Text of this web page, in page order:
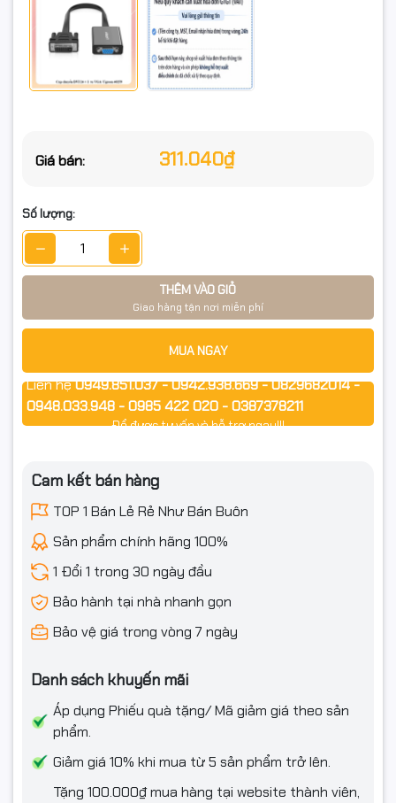
Giá bán: 311.040₫
Số lượng:
THÊM VÀO GIỎ
Giao hàng tận nơi miễn phí
MUA NGAY
Liên hệ0949.851.037 - 0942.938.669 - 0829682014 -
0948.033.948 - 0985 422 020 - 0387378211
Để được tư vấn và hỗ trợ ngay!!!
Cam kết bán hàng
TOP 1 Bán Lẻ Rẻ Như Bán Buôn
Sản phẩm chính hãng 100%
1 Đổi 1 trong 30 ngày đầu
Bảo hành tại nhà nhanh gọn
Bảo vệ giá trong vòng 7 ngày
Danh sách khuyến mãi
Áp dụng Phiếu quà tặng/ Mã giảm giá theo sản
phẩm.
Giảm giá 10% khi mua từ 5 sản phẩm trở lên.
Tặng 100.000₫ mua hàng tại website thành viên,